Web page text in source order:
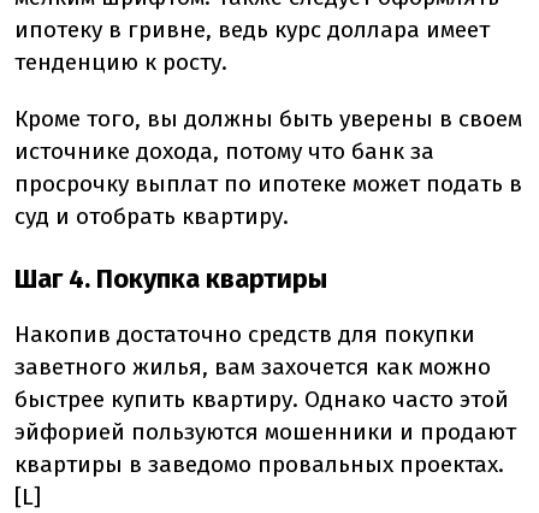
ипотеку в гривне, ведь курс доллара имеет
тенденцию к росту.
Кроме того, вы должны быть уверены в своем
источнике дохода, потому что банк за
просрочку выплат по ипотеке может подать в
суд и отобрать квартиру.
Шаг 4. Покупка квартиры
Накопив достаточно средств для покупки
заветного жилья, вам захочется как можно
быстрее купить квартиру. Однако часто этой
эйфорией пользуются мошенники и продают
квартиры в заведомо провальных проектах.
[L]